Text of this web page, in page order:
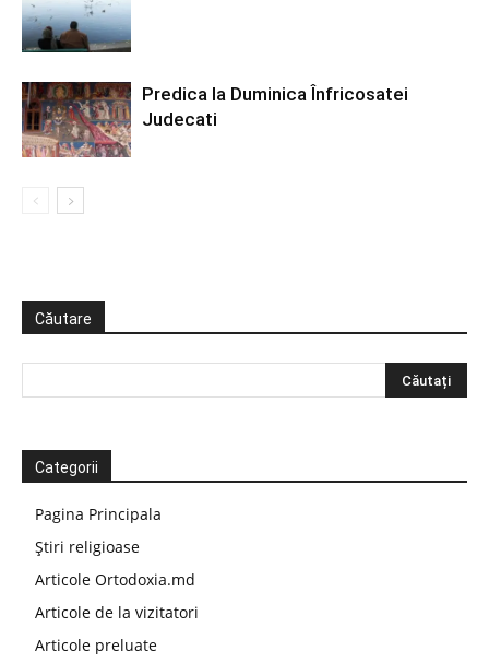
Predica la Duminica Înfricosatei
Judecati
Căutare
Categorii
Pagina Principala
Știri religioase
Articole Ortodoxia.md
Articole de la vizitatori
Articole preluate